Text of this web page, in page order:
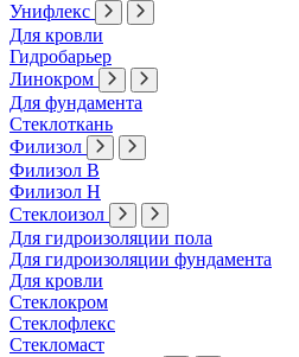
Унифлекс
Для кровли
Гидробарьер
Линокром
Для фундамента
Стеклоткань
Филизол
Филизол В
Филизол Н
Стеклоизол
Для гидроизоляции пола
Для гидроизоляции фундамента
Для кровли
Стеклокром
Стеклофлекс
Стекломаст